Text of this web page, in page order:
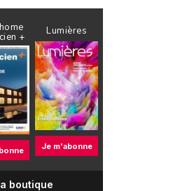
+ Lumières
Je m'abonne
boutique